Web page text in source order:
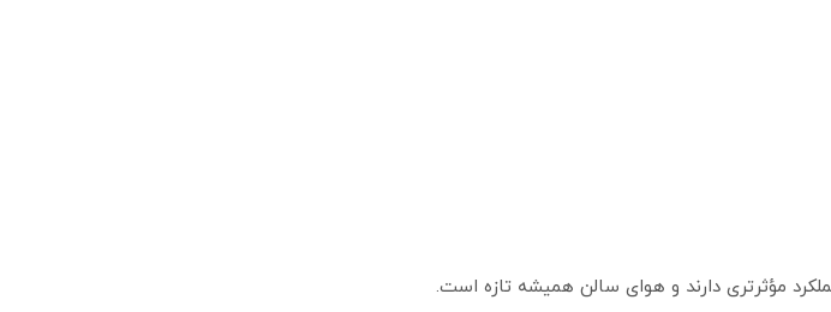
مؤثرتری دارند و هوای سالن همیشه تازه است.